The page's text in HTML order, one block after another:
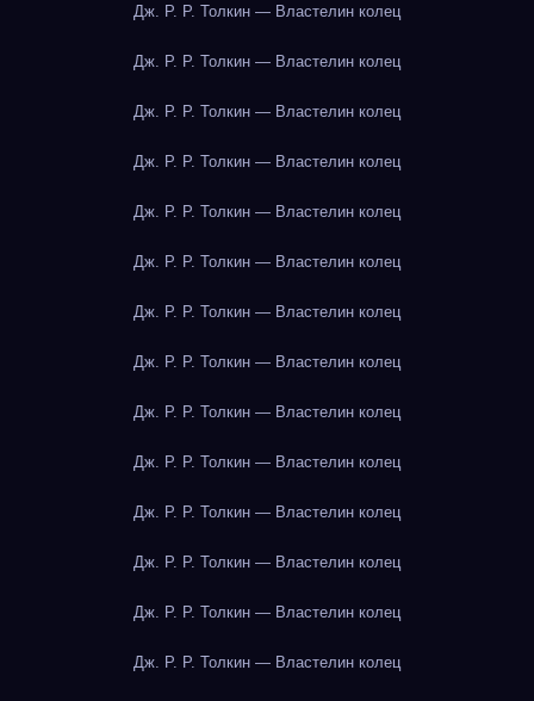
Дж. Р. Р. Толкин — Властелин колец
Дж. Р. Р. Толкин — Властелин колец
Дж. Р. Р. Толкин — Властелин колец
Дж. Р. Р. Толкин — Властелин колец
Дж. Р. Р. Толкин — Властелин колец
Дж. Р. Р. Толкин — Властелин колец
Дж. Р. Р. Толкин — Властелин колец
Дж. Р. Р. Толкин — Властелин колец
Дж. Р. Р. Толкин — Властелин колец
Дж. Р. Р. Толкин — Властелин колец
Дж. Р. Р. Толкин — Властелин колец
Дж. Р. Р. Толкин — Властелин колец
Дж. Р. Р. Толкин — Властелин колец
Дж. Р. Р. Толкин — Властелин колец